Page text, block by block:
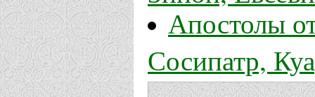
Апостолы
Сосипатр,